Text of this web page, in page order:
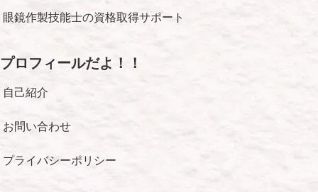
眼鏡作製技能士の資格取得サポート
プロフィールだよ！！
自己紹介
お問い合わせ
プライバシーポリシー